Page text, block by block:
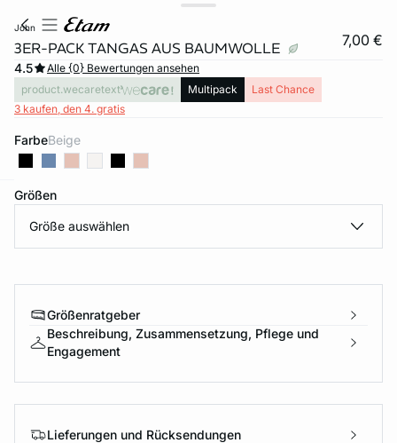
john
3ER-PACK TANGAS AUS BAUMWOLLE 7,00 €
4.5
Alle {0} Bewertungen ansehen
product.wecaretext
Multipack
Last Chance
3 kaufen, den 4. gratis
Farbe beige
Größen
Größe auswählen
Größenratgeber
Beschreibung, Zusammensetzung, Pflege und
Engagement
Lieferungen und Rücksendungen